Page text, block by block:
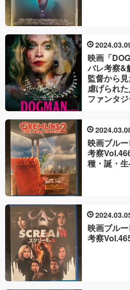
2024 03
映画「
バレ考察
監督から
虐げられ
ファンタジ
2024 03
映画ブル
考察
種・誕・生-
2024 03
映画ブル
考察